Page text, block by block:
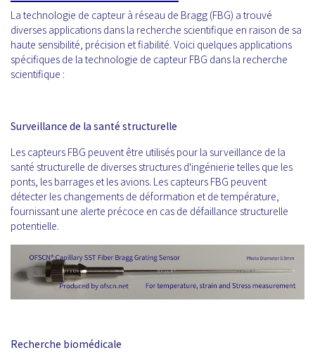
La technologie de capteur à réseau de Bragg (FBG) a trouvé
diverses applications dans la recherche scientifique en raison de sa
haute sensibilité, précision et fiabilité. Voici quelques applications
spécifiques de la technologie de capteur FBG dans la recherche
scientifique :
Surveillance de la santé structurelle
Les capteurs FBG peuvent être utilisés pour la surveillance de la
santé structurelle de diverses structures d'ingénierie telles que les
ponts, les barrages et les avions. Les capteurs FBG peuvent
détecter les changements de déformation et de température,
fournissant une alerte précoce en cas de défaillance structurelle
potentielle.
Recherche biomédicale